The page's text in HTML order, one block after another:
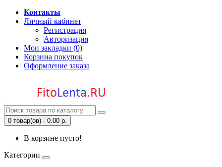
Контакты
Личный кабинет
Регистрация
Авторизация
Мои закладки (0)
Корзина покупок
Оформление заказа
0 товар(ов) - 0.00 р.
В корзине пусто!
Категории